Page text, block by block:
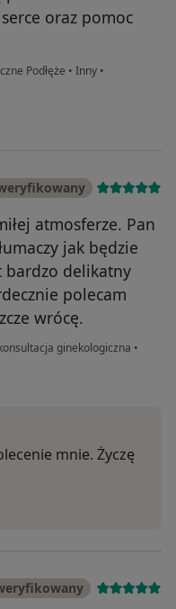
oraz pomoc
Podłęże • Inny •
atmosferze. Pan
jak będzie
bardzo delikatny
polecam
wrócę.
ginekologiczna •
mnie. Życzę